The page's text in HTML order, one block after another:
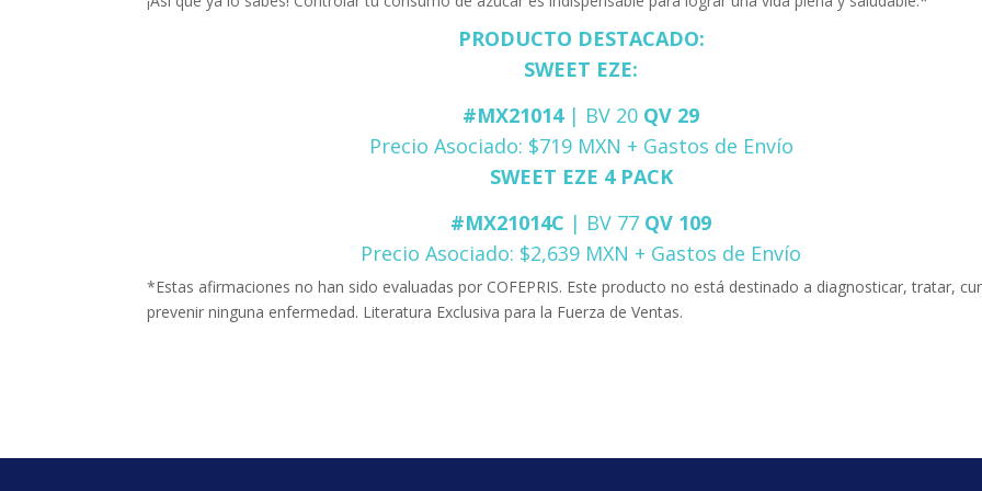
PRODUCTO DESTACADO:
SWEET EZE:
#MX21014| BV 20 QV 29
Precio Asociado: $719 MXN + Gastos de Envío
SWEET EZE 4 PACK
#MX21014C | BV 77 QV 109
Precio Asociado: $2,639 MXN + Gastos de Envío
*Estas afirmaciones no han sido evaluadas por COFEPRIS. Este producto no está destinado a diagnosticar, tratar,
prevenir ninguna enfermedad. Literatura Exclusiva para la Fuerza de Ventas.